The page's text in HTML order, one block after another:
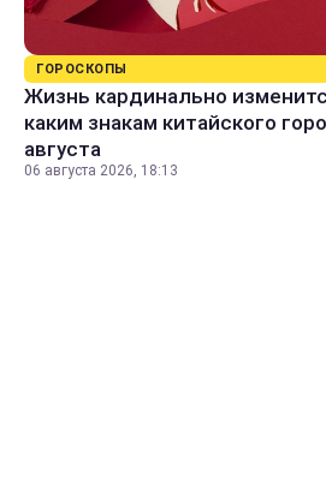
ГОРОСКОПЫ
Жизнь кардинально
каким знакам китайского
августа
06 августа 2026, 18:13